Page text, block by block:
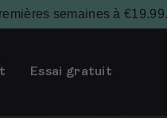
semaines à
Essai gratuit